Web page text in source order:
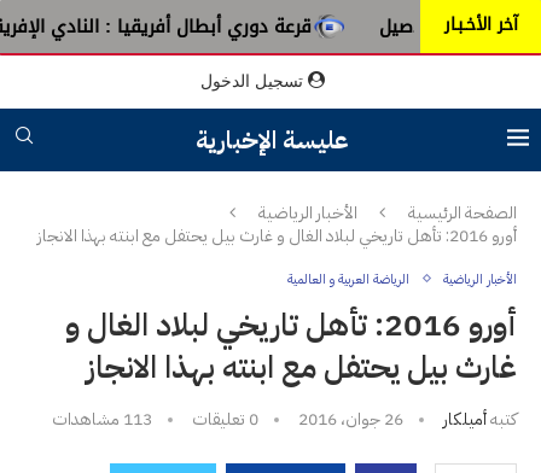
آخر الأخـبـار
الأصيل قرعة دوري أبطال أفريقيا : النادي الإفريقي يُواجه
تسجيل الدخول
عليسة الإخبارية
الصفحة الرئيسية
الأخبار الرياضية
أورو 2016: تأهل تاريخي لبلاد الغال و غارث بيل يحتفل مع ابنته بهذا الانجاز
الأخبار الرياضية الرياضة العربية و العالمية
أورو 2016: تأهل تاريخي لبلاد الغال و
غارث بيل يحتفل مع ابنته بهذا الانجاز
كتبهأميلكار 26 جوان، 2016 0 تعليقات 113 مشاهدات